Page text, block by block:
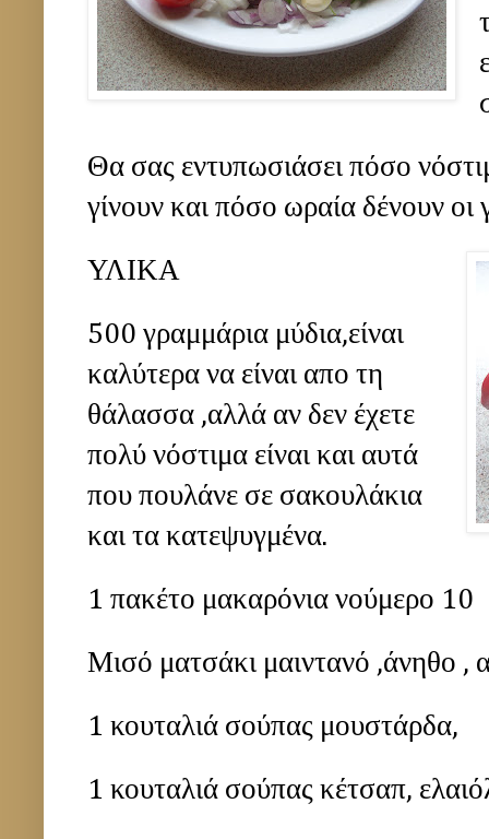
Θα σας εντυπωσιάσει πόσο
γίνουν και πόσο ωραία δένουν οι
ΥΛΙΚΑ
500 γραμμάρια μύδια,είναι
καλύτερα να είναι απο τη
θάλασσα ,αλλά αν δεν έχετε
πολύ νόστιμα είναι και αυτά
που πουλάνε σε σακουλάκια
και τα κατεψυγμένα.
1 πακέτο μακαρόνια νούμερο 10
Μισό ματσάκι μαιντανό ,άνηθο ,
1 κουταλιά σούπας μουστάρδα,
1 κουταλιά σούπας κέτσαπ,